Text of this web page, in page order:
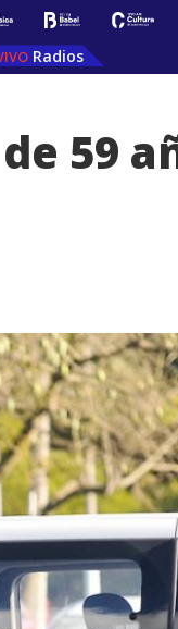
Radios
59